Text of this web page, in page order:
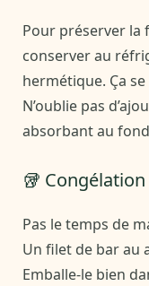
Pour préserver la
conserver au
hermétique. Ça
N’oublie pas
absorbant au
🥡 Congélation
Pas le temps de
Un filet de bar au
Emballe-le bien